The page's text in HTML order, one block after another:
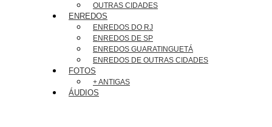
OUTRAS CIDADES
ENREDOS
ENREDOS DO RJ
ENREDOS DE SP
ENREDOS GUARATINGUETÁ
ENREDOS DE OUTRAS CIDADES
FOTOS
+ ANTIGAS
ÁUDIOS